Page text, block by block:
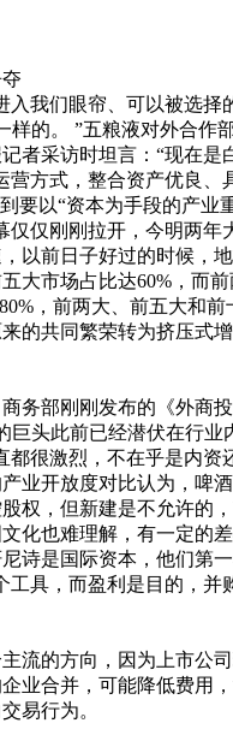
们眼帘、可以被选择
的。 ”五粮液对外合
者采访时坦言：“现在
方式，整合资产优良
以“资本为手段的产
仅刚刚拉开，今明两
以前日子好过的时候
大市场占比达60%，而
，前两大、前五大和前
的共同繁荣转为挤压
部刚刚发布的《外商
头此前已经潜伏在行
很激烈，不在乎是内
业开放度对比认为，
权，但新建是不允许
化也难理解，有一定的差
是国际资本，他们第
具，而盈利是目的，
的方向，因为上市公
业合并，可能降低费
易行为。